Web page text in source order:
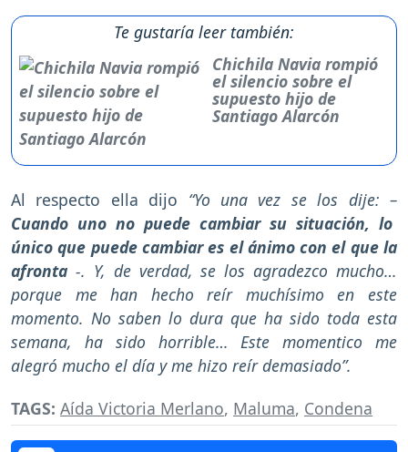
Te gustaría leer también:
Chichila Navia rompió
el silencio sobre el
supuesto hijo de
Santiago Alarcón
Al respecto ella dijo “Yo una vez se los dije: –
Cuando uno no puede cambiar su situación, lo
único que puede cambiar es el ánimo con el que la
afronta -. Y, de verdad, se los agradezco mucho…
porque me han hecho reír muchísimo en este
momento. No saben lo dura que ha sido toda esta
semana, ha sido horrible… Este momentico me
alegró mucho el día y me hizo reír demasiado”.
TAGS: Aída Victoria Merlano, Maluma, Condena